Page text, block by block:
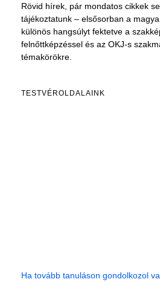
Rövid hírek, pár mondatos cikkek
tájékoztatunk – elsősorban a
különös hangsúlyt fektetve a
felnőttképzéssel és az OKJ-s
témakörökre.
TESTVÉROLDALAINK
Ha tovább tanuláson gondolkozol